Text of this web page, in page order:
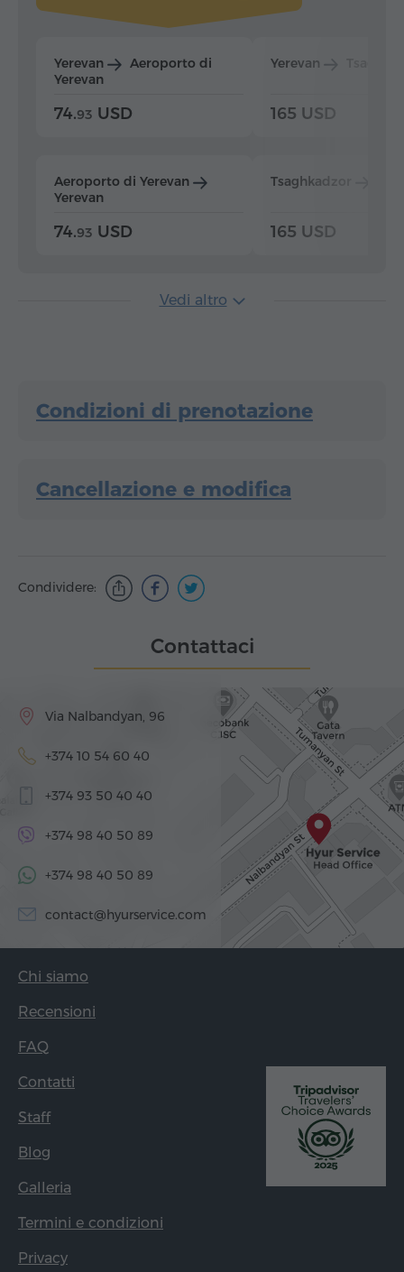
Yerevan
Aeroporto di
Yerevan
74.93 USD
Aeroporto di Yerevan
Yerevan
74.93 USD
Yerevan
165 USD
Tsaghkadzor
165 USD
Vedi altro
Condizioni di prenotazione
Cancellazione e modifica
Condividere:
Contattaci
Via Nalbandyan, 96
+374 10 54 60 40
+374 93 50 40 40
+374 98 40 50 89
+374 98 40 50 89
contact@hyurservice.com
Chi siamo
Recensioni
FAQ
Contatti
Staff
Blog
Galleria
Termini e condizioni
Privacy